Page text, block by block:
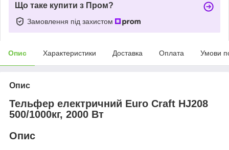
Що таке купити з Пром?
Замовлення під захистом
Опис Характеристики Доставка Оплата Умови
Опис
Тельфер електричний Euro Craft HJ208
500/1000кг, 2000 Вт
Опис